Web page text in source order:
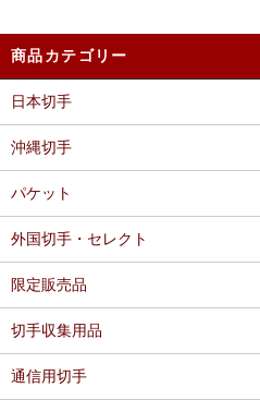
商品カテゴリー
日本切手
沖縄切手
パケット
外国切手・セレクト
限定販売品
切手収集用品
通信用切手